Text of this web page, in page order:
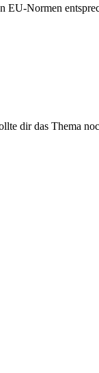
Normen
dir das Thema